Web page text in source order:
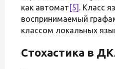
как автомат [5] . Класс
воспринимаемый
классом локальных
Стохастика в